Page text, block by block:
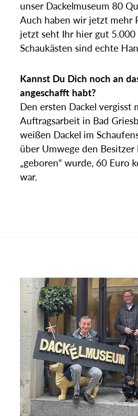
unser Dackelmuseum 80
Auch haben wir jetzt mehr
jetzt seht Ihr hier gut
Schaukästen sind echte
Kannst Du Dich noch an
angeschafft habt?
Den ersten Dackel
Auftragsarbeit in Bad
weißen Dackel im
über Umwege den
„geboren“ wurde, 60 Euro
war.